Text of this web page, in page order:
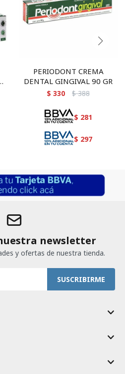
PERIODONT CREMA
DENTAL GINGIVAL 90 GR
$ 330 $ 388
$ 281
$ 297
newsletter
y ofertas de nuestra tienda.
SUSCRIBIRME